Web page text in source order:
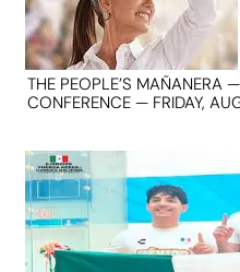
THE PEOPLE’S MAÑANERA
CONFERENCE — FRIDAY,